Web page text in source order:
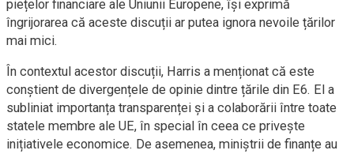
piețelor financiare ale Uniunii Europene, își exprimă
îngrijorarea că aceste discuții ar putea ignora nevoile țărilor
mai mici.
În contextul acestor discuții, Harris a menționat că este
conștient de divergențele de opinie dintre țările din E6. El a
subliniat importanța transparenței și a colaborării între toate
statele membre ale UE, în special în ceea ce privește
inițiativele economice. De asemenea, miniștrii de finanțe au